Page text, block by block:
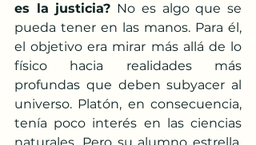
es la justicia? No es algo que se
pueda tener en las manos. Para él,
el objetivo era mirar más allá de lo
físico hacia realidades más
profundas que deben subyacer al
universo. Platón, en consecuencia,
tenía poco interés en las ciencias